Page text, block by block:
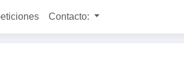
Contacto: